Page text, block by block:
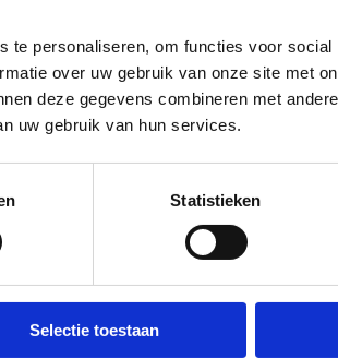
te personaliseren, om functies voor
over uw gebruik van onze site met
deze gegevens combineren met
uw gebruik van hun services.
Statistieken
Selectie toestaan